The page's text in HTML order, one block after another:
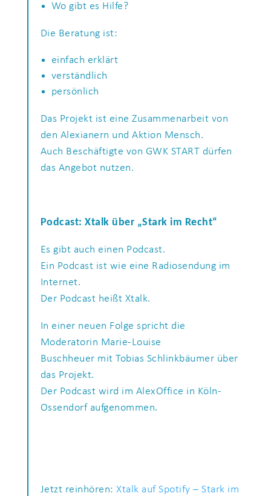
Wo gibt es Hilfe?
Die Beratung ist:
einfach erklärt
verständlich
persönlich
Das Projekt ist eine Zusammenarbeit von
den Alexianern und Aktion Mensch.
Auch Beschäftigte von GWK START dürfen
das Angebot nutzen.
Podcast: Xtalk über „Stark im Recht“
Es gibt auch einen Podcast.
Ein Podcast ist wie eine Radiosendung im
Internet.
Der Podcast heißt Xtalk.
In einer neuen Folge spricht die
Moderatorin Marie-Louise
Buschheuer mit Tobias Schlinkbäumer über
das Projekt.
Der Podcast wird im AlexOffice in Köln-
Ossendorf aufgenommen.
Jetzt reinhören:Xtalk auf Spotify – Stark im